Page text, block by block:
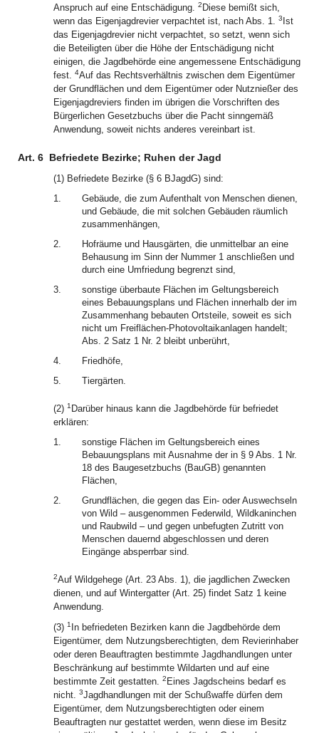
Anspruch auf eine Entschädigung. 2 Diese bemißt sich,
wenn das Eigenjagdrevier verpachtet ist, nach Abs. 1. 3 Ist
das Eigenjagdrevier nicht verpachtet, so setzt, wenn sich
die Beteiligten über die Höhe der Entschädigung nicht
einigen, die Jagdbehörde eine angemessene Entschädigung
fest. 4Auf das Rechtsverhältnis zwischen dem Eigentümer
der Grundflächen und dem Eigentümer oder Nutznießer des
Eigenjagdreviers finden im übrigen die Vorschriften des
Bürgerlichen Gesetzbuchs über die Pacht sinngemäß
Anwendung, soweit nichts anderes vereinbart ist.
Art. 6 Befriedete Bezirke; Ruhen der Jagd
(1) Befriedete Bezirke (§ 6 BJagdG) sind:
1.
Gebäude, die zum Aufenthalt von Menschen dienen,
und Gebäude, die mit solchen Gebäuden räumlich
zusammenhängen,
2.
Hofräume und Hausgärten, die unmittelbar an eine
Behausung im Sinn der Nummer 1 anschließen und
durch eine Umfriedung begrenzt sind,
3.
sonstige überbaute Flächen im Geltungsbereich
eines Bebauungsplans und Flächen innerhalb der im
Zusammenhang bebauten Ortsteile, soweit es sich
nicht um Freiflächen-Photovoltaikanlagen handelt;
Abs. 2 Satz 1 Nr. 2 bleibt unberührt,
4.
Friedhöfe,
5.
Tiergärten.
(2) 1 Darüber hinaus kann die Jagdbehörde für befriedet
erklären:
1.
sonstige Flächen im Geltungsbereich eines
Bebauungsplans mit Ausnahme der in § 9 Abs. 1 Nr.
18 des Baugesetzbuchs (BauGB) genannten
Flächen,
2.
Grundflächen, die gegen das Ein- oder Auswechseln
von Wild – ausgenommen Federwild, Wildkaninchen
und Raubwild – und gegen unbefugten Zutritt von
Menschen dauernd abgeschlossen und deren
Eingänge absperrbar sind.
2Auf Wildgehege (Art. 23 Abs. 1), die jagdlichen Zwecken
dienen, und auf Wintergatter (Art. 25) findet Satz 1 keine
Anwendung.
(3) 1 In befriedeten Bezirken kann die Jagdbehörde dem
Eigentümer, dem Nutzungsberechtigten, dem Revierinhaber
oder deren Beauftragten bestimmte Jagdhandlungen unter
Beschränkung auf bestimmte Wildarten und auf eine
bestimmte Zeit gestatten. 2 Eines Jagdscheins bedarf es
nicht. 3Jagdhandlungen mit der Schußwaffe dürfen dem
Eigentümer, dem Nutzungsberechtigten oder einem
Beauftragten nur gestattet werden, wenn diese im Besitz